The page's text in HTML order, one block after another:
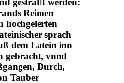
Reimen
hochgelerten
sprach
dem Latein inn
gebracht, vnnd
Durch,
Tauber